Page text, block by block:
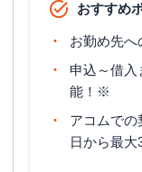
おすすめ
お勤め先へ
申込～借入
能！※
アコムでの
日から最大